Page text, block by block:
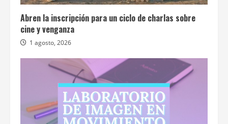
Abren la inscripción para un ciclo de charlas sobre
cine y venganza
1 agosto, 2026